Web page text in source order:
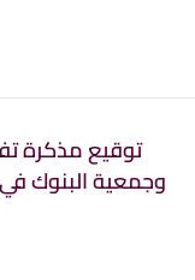
توقيع مذكرة
وجمعية البنوك في